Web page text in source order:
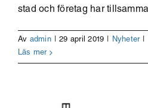
stad och företag har
Av admin | 29 april 2019 | Nyheter |
Läs mer